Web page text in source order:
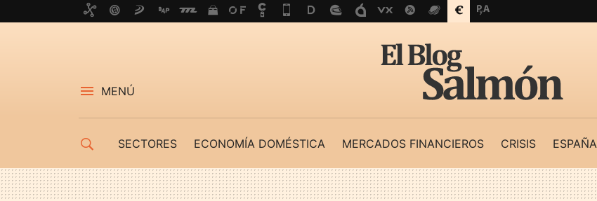
MENÚ
SECTORES ECONOMÍA DOMÉSTICA MERCADOS FINANCIEROS CRISIS ESPAÑA